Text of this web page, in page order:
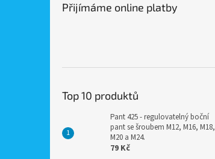
Přijímáme online platby
Top 10 produktů
Pant 425 - regulovatelný boční
pant se šroubem M12, M16, M18,
M20 a M24.
79 Kč